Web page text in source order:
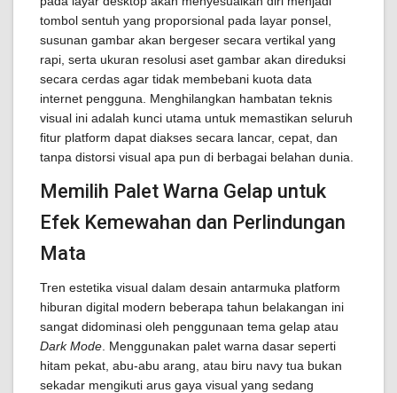
tombol sentuh yang proporsional pada layar ponsel,
susunan gambar akan bergeser secara vertikal yang
rapi, serta ukuran resolusi aset gambar akan direduksi
secara cerdas agar tidak membebani kuota data
internet pengguna. Menghilangkan hambatan teknis
visual ini adalah kunci utama untuk memastikan seluruh
fitur platform dapat diakses secara lancar, cepat, dan
tanpa distorsi visual apa pun di berbagai belahan dunia.
Memilih Palet Warna Gelap untuk
Efek Kemewahan dan Perlindungan
Mata
Tren estetika visual dalam desain antarmuka platform
hiburan digital modern beberapa tahun belakangan ini
sangat didominasi oleh penggunaan tema gelap atau
Dark Mode . Menggunakan palet warna dasar seperti
hitam pekat, abu-abu arang, atau biru navy tua bukan
sekadar mengikuti arus gaya visual yang sedang